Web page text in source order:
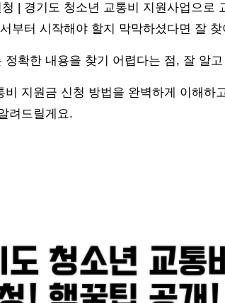
| 경기도 청소년 교통비 지원사업으로
부터 시작해야 할지 막막하셨다면 잘
확한 내용을 찾기 어렵다는 점, 잘 알
지원금 신청 방법을 완벽하게 이해하
려드릴게요.